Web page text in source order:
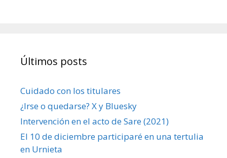
Últimos posts
Cuidado con los titulares
¿Irse o quedarse? X y Bluesky
Intervención en el acto de Sare (2021)
El 10 de diciembre participaré en una tertulia
en Urnieta